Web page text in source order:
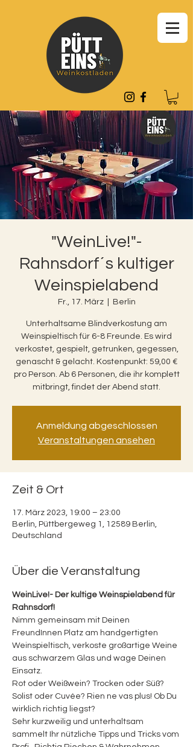
"WeinLive!"-
Rahnsdorf´s kultiger
Weinspielabend
Fr., 17. März
  |
Berlin
Unterhaltsame Blindverkostung am
Weinspieltisch für 6-8 Freunde. Es wird
verkostet, gespielt, getrunken, gegessen,
genascht & gelacht. Kostenpunkt: 59,00 €
pro Person. Ab 6 Personen, die ihr komplett
mitbringt, findet der Abend statt.
Anmeldung abgeschlossen
Veranstaltungen ansehen
Zeit & Ort
17. März 2023, 19:00 – 23:00
Berlin, Püttbergeweg 1, 12589 Berlin,
Deutschland
Über die Veranstaltung
WeinLive!- Der kultige Weinspielabend für
Rahnsdorf!
Nimm gemeinsam mit Deinen
FreundInnen Platz am handgertigten
Weinspieltisch, verkoste großartige Weine
aus schwarzem Glas und wage Deinen
Einsatz.
Rot oder Weißwein? Trocken oder Süß?
Solist oder Cuvée? Rien ne vas plus! Ob Du
wirklich richtig liegst?
Sehr kurzweilig und unterhaltsam
sammelt Ihr nützliche Tipps und Tricks vom